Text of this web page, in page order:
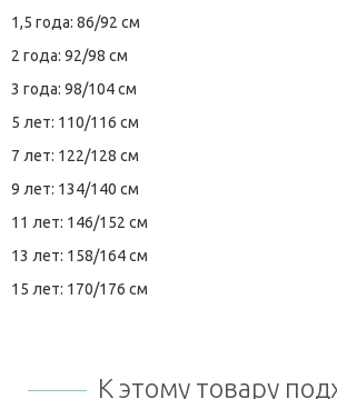
1,5 года: 86/92 см
2 года: 92/98 см
3 года: 98/104 см
5 лет: 110/116 см
7 лет: 122/128 см
9 лет: 134/140 см
11 лет: 146/152 см
13 лет: 158/164 см
15 лет: 170/176 см
К этому товару